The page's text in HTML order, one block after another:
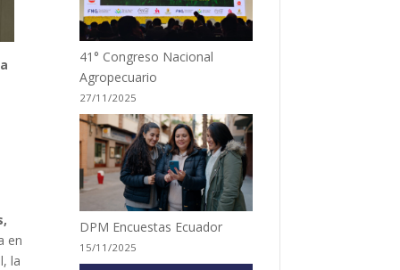
en
la
41° Congreso Nacional
Agropecuario
27/11/2025
DPM Encuestas Ecuador
15/11/2025